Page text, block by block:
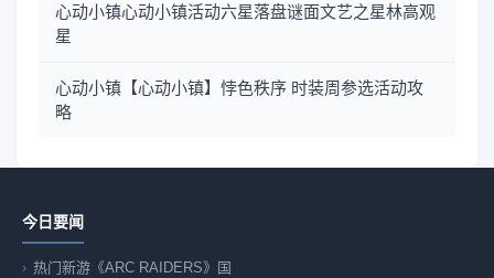
心动小镇心动小镇活动六星落盘谜面文艺之星林高观
星
心动小镇【心动小镇】悖色秩序 时装周参选活动攻
略
今日要闻
热门新游《ARC RAIDERS》国